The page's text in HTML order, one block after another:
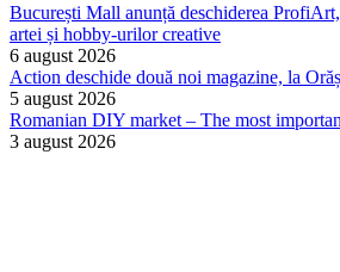
București Mall anunță deschiderea
artei și hobby-urilor creative
6 august 2026
Action deschide două noi magazine, la
5 august 2026
Romanian DIY market – The most
3 august 2026